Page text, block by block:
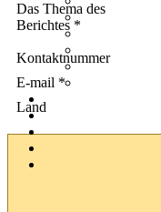
Das Thema des
Berichtes *
Kontaktnummer
E-mail *
Land